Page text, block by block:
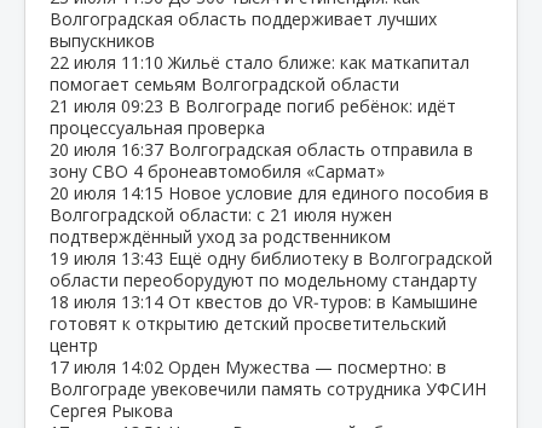
Волгоградская область поддерживает лучших
выпускников
22 июля 11:10 Жильё стало ближе: как маткапитал
помогает семьям Волгоградской области
21 июля 09:23 В Волгограде погиб ребёнок: идёт
процессуальная проверка
20 июля 16:37 Волгоградская область отправила в
зону СВО 4 бронеавтомобиля «Сармат»
20 июля 14:15 Новое условие для единого пособия в
Волгоградской области: с 21 июля нужен
подтверждённый уход за родственником
19 июля 13:43 Ещё одну библиотеку в Волгоградской
области переоборудуют по модельному стандарту
18 июля 13:14 От квестов до VR‑туров: в Камышине
готовят к открытию детский просветительский
центр
17 июля 14:02 Орден Мужества — посмертно: в
Волгограде увековечили память сотрудника УФСИН
Сергея Рыкова